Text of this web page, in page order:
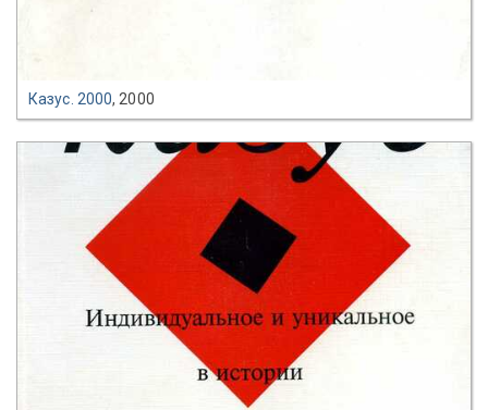
Казус. 2000, 2000